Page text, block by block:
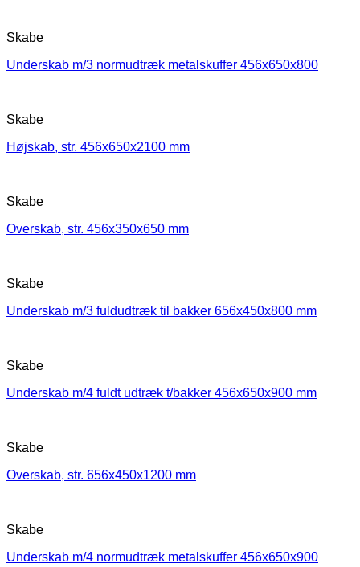
Skabe
Underskab m/3 normudtræk metalskuffer 456x650x800
Skabe
Højskab, str. 456x650x2100 mm
Skabe
Overskab, str. 456x350x650 mm
Skabe
Underskab m/3 fuldudtræk til bakker 656x450x800 mm
Skabe
Underskab m/4 fuldt udtræk t/bakker 456x650x900 mm
Skabe
Overskab, str. 656x450x1200 mm
Skabe
Underskab m/4 normudtræk metalskuffer 456x650x900